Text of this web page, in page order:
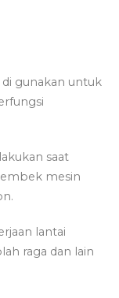
gunakan untuk
saat
mesin
lantai
raga dan lain